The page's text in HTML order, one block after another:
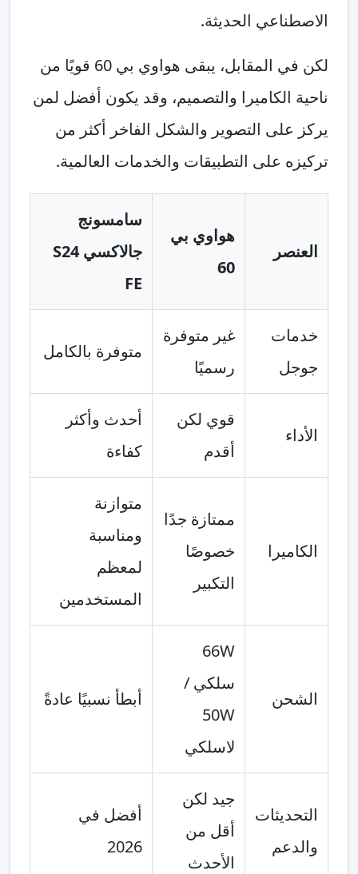
الاصطناعي الحديثة.
لكن في المقابل، يبقى هواوي بي 60 قويًا من
ناحية الكاميرا والتصميم، وقد يكون أفضل لمن
يركز على التصوير والشكل الفاخر أكثر من
تركيزه على التطبيقات والخدمات العالمية.
العنصر
هواوي بي
60
سامسونج
جالاكسي S24
FE
خدمات
جوجل
غير متوفرة
رسميًا
متوفرة بالكامل
الأداء
قوي لكن
أقدم
أحدث وأكثر
كفاءة
الكاميرا
ممتازة جدًا
خصوصًا
التكبير
متوازنة
ومناسبة
لمعظم
المستخدمين
الشحن
66W
سلكي /
50W
لاسلكي
أبطأ نسبيًا عادةً
التحديثات
والدعم
جيد لكن
أقل من
الأحدث
أفضل في
2026